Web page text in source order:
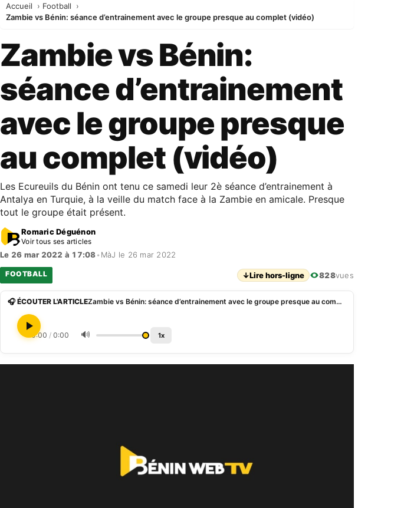
Accueil
Football
Zambie vs Bénin: séance d’entrainement avec le groupe presque au complet (vidéo)
Zambie vs Bénin:
séance d’entrainement
avec le groupe presque
au complet (vidéo)
Les Ecureuils du Bénin ont tenu ce samedi leur 2è séance d’entrainement à
Antalya en Turquie, à la veille du match face à la Zambie en amicale. Presque
tout le groupe était présent.
Romaric Déguénon
Voir tous ses articles
Le 26 mar 2022 à 17:08• MàJ le 26 mar 2022
FOOTBALL ↓Lire hors-ligne 828vues
🎧 ÉCOUTER L'ARTICLE Zambie vs Bénin: séance d’entrainement avec le groupe presque au complet (vidéo)
0:00 / 0:00 🔊 1x